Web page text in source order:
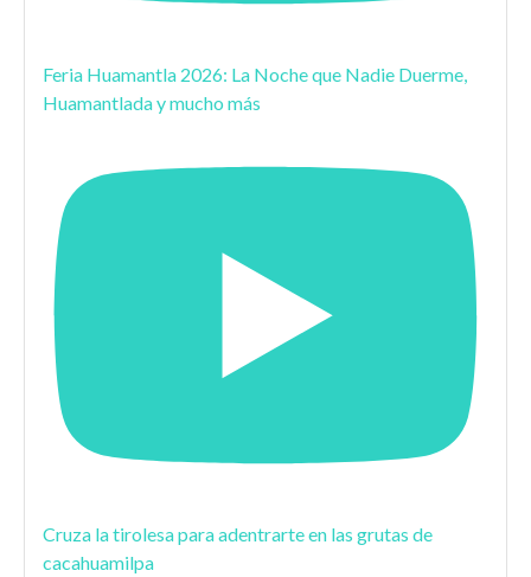
Feria Huamantla 2026: La Noche que Nadie Duerme,
Huamantlada y mucho más
Cruza la tirolesa para adentrarte en las grutas de
cacahuamilpa